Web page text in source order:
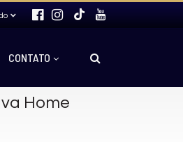
CONTATO
Home